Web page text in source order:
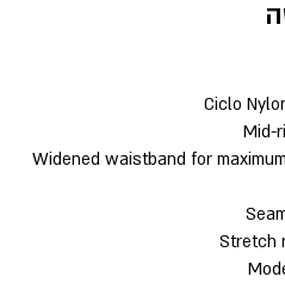
Mid-
Widened waistband for
Stretch